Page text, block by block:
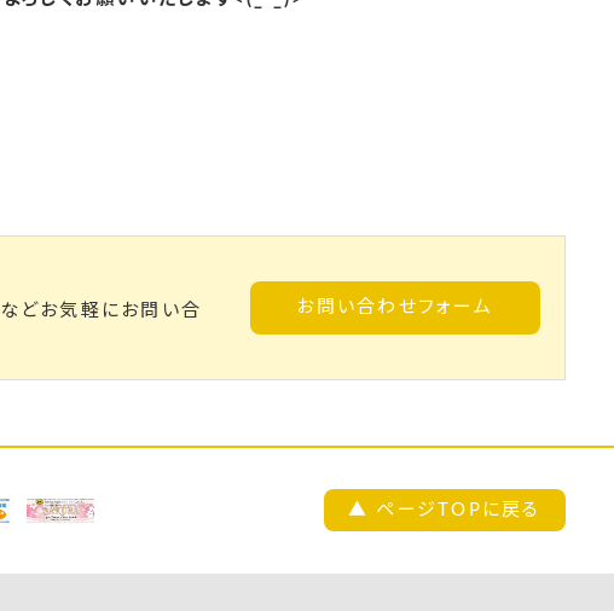
どお気軽にお問い合
お問い合わせフォーム
▲ ページTOPに戻る